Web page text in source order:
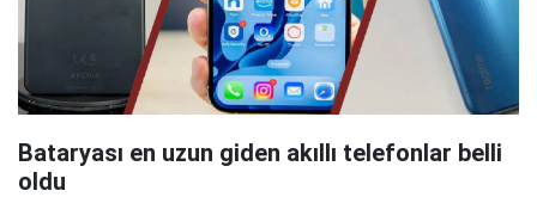
Bataryası en uzun giden akıllı telefonlar belli
oldu